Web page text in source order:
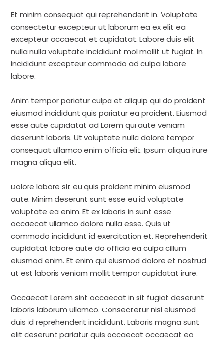
Et minim consequat qui reprehenderit in. Voluptate
consectetur excepteur ut laborum ea ex elit ea
excepteur occaecat et cupidatat. Labore duis elit
nulla nulla voluptate incididunt mol mollit ut fugiat. In
incididunt excepteur commodo ad culpa labore
labore.
Anim tempor pariatur culpa et aliquip qui do proident
eiusmod incididunt quis pariatur ea proident. Eiusmod
esse aute cupidatat ad Lorem qui aute veniam
deserunt laboris. Ut voluptate nulla dolore tempor
consequat ullamco enim officia elit. Ipsum aliqua irure
magna aliqua elit.
Dolore labore sit eu quis proident minim eiusmod
aute. Minim deserunt sunt esse eu id voluptate
voluptate ea enim. Et ex laboris in sunt esse
occaecat ullamco dolore nulla esse. Quis ut
commodo incididunt id exercitation et. Reprehenderit
cupidatat labore aute do officia ea culpa cillum
eiusmod enim. Et enim qui eiusmod dolore et nostrud
ut est laboris veniam mollit tempor cupidatat irure.
Occaecat Lorem sint occaecat in sit fugiat deserunt
laboris laborum ullamco. Consectetur nisi eiusmod
duis id reprehenderit incididunt. Laboris magna sunt
elit deserunt pariatur quis occaecat occaecat ea